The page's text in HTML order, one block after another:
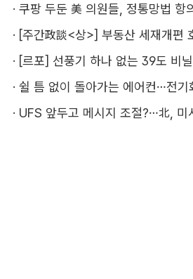
·
·
·
· 쉴 틈 없이 돌아가는 에어컨…전기
· UFS 앞두고 메시지 조절?…北, 미